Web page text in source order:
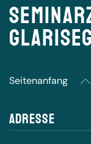
Seitenanfang
Adresse